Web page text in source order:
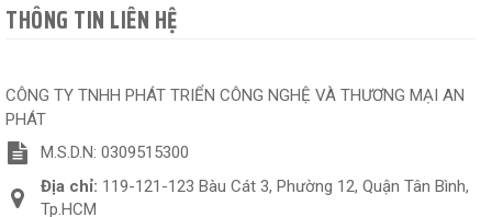
THÔNG TIN LIÊN HỆ
CÔNG TY TNHH PHÁT TRIỂN CÔNG NGHỆ VÀ THƯƠNG MẠI AN
PHÁT
M.S.D.N: 0309515300
Địa chỉ: 119-121-123 Bàu Cát 3, Phường 12, Quận Tân Bình,
Tp.HCM